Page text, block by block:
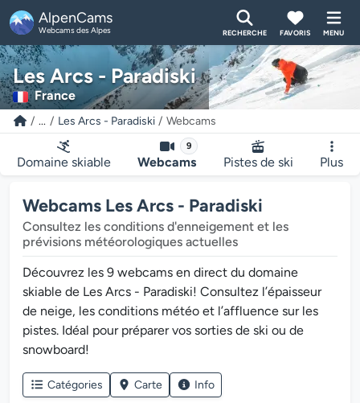
AlpenCams
Webcams des Alpes RECHERCHE FAVORIS MENU
Les Arcs - Paradiski
France
... Les Arcs - Paradiski Webcams
Domaine skiable
9
Webcams Pistes de ski Plus
Webcams Les Arcs - Paradiski
Consultez les conditions d'enneigement et les
prévisions météorologiques actuelles
Découvrez les 9 webcams en direct du domaine
skiable de Les Arcs - Paradiski! Consultez l’épaisseur
de neige, les conditions météo et l’affluence sur les
pistes. Idéal pour préparer vos sorties de ski ou de
snowboard!
Catégories Carte Info